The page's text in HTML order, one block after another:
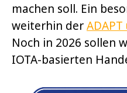
machen soll. Ein
weiterhin der
Noch in 2026 sollen
IOTA-basierten